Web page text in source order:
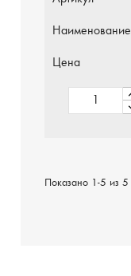
Наименование
Цена
Показано 1-5 из 5